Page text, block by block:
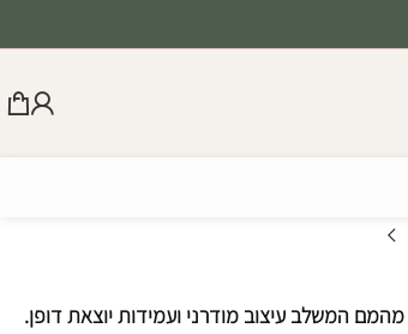
מהמם המשלב עיצוב מודרני ועמידות יוצאת דופן.